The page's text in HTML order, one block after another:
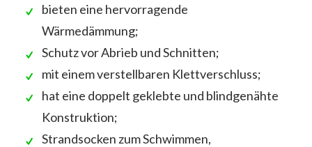
bieten eine hervorragende
Wärmedämmung;
Schutz vor Abrieb und Schnitten;
mit einem verstellbaren Klettverschluss;
hat eine doppelt geklebte und blindgenähte
Konstruktion;
Strandsocken zum Schwimmen,